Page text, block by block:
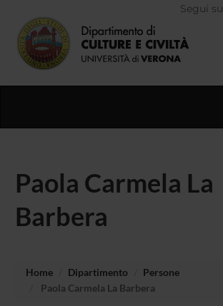
Segui su
Paola Carmela La
Barbera
Home Dipartimento
Persone
Paola Carmela La Barbera